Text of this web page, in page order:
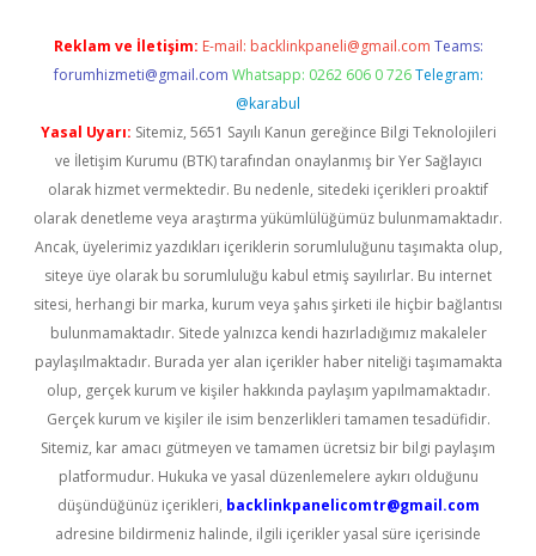
Reklam ve İletişim: E-mail: backlinkpaneli@gmail.com Teams:
forumhizmeti@gmail.com Whatsapp: 0262 606 0 726 Telegram:
@karabul
Yasal Uyarı: Sitemiz, 5651 Sayılı Kanun gereğince Bilgi Teknolojileri
ve İletişim Kurumu (BTK) tarafından onaylanmış bir Yer Sağlayıcı
olarak hizmet vermektedir. Bu nedenle, sitedeki içerikleri proaktif
olarak denetleme veya araştırma yükümlülüğümüz bulunmamaktadır.
Ancak, üyelerimiz yazdıkları içeriklerin sorumluluğunu taşımakta olup,
siteye üye olarak bu sorumluluğu kabul etmiş sayılırlar. Bu internet
sitesi, herhangi bir marka, kurum veya şahıs şirketi ile hiçbir bağlantısı
bulunmamaktadır. Sitede yalnızca kendi hazırladığımız makaleler
paylaşılmaktadır. Burada yer alan içerikler haber niteliği taşımamakta
olup, gerçek kurum ve kişiler hakkında paylaşım yapılmamaktadır.
Gerçek kurum ve kişiler ile isim benzerlikleri tamamen tesadüfidir.
Sitemiz, kar amacı gütmeyen ve tamamen ücretsiz bir bilgi paylaşım
platformudur. Hukuka ve yasal düzenlemelere aykırı olduğunu
düşündüğünüz içerikleri, backlinkpanelicomtr@gmail.com
adresine bildirmeniz halinde, ilgili içerikler yasal süre içerisinde